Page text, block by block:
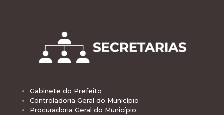
Gabinete do Prefeito
Controladoria Geral do Município
Procuradoria Geral do Município